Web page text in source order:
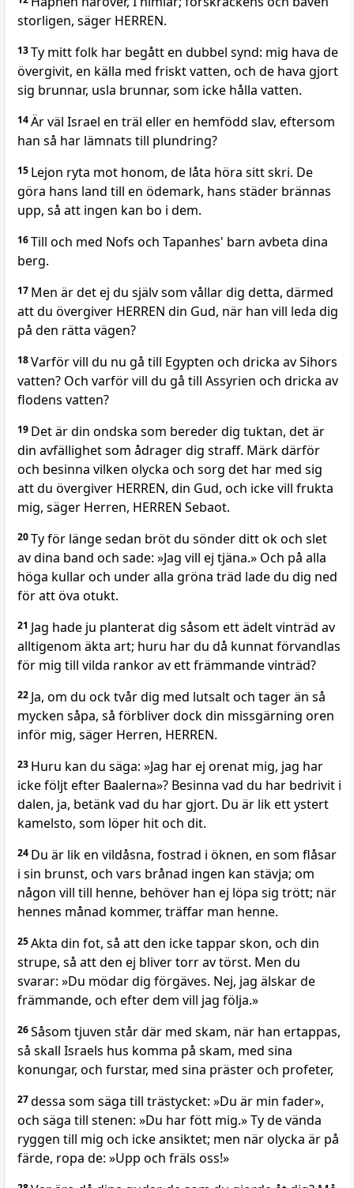
storligen, säger HERREN.
13Ty mitt folk har begått en dubbel synd: mig hava de
övergivit, en källa med friskt vatten, och de hava gjort
sig brunnar, usla brunnar, som icke hålla vatten.
14Är väl Israel en träl eller en hemfödd slav, eftersom
han så har lämnats till plundring?
15 Lejon ryta mot honom, de låta höra sitt skri. De
göra hans land till en ödemark, hans städer brännas
upp, så att ingen kan bo i dem.
16Till och med Nofs och Tapanhes' barn avbeta dina
berg.
17 Men är det ej du själv som vållar dig detta, därmed
att du övergiver HERREN din Gud, när han vill leda dig
på den rätta vägen?
18Varför vill du nu gå till Egypten och dricka av Sihors
vatten? Och varför vill du gå till Assyrien och dricka av
flodens vatten?
19 Det är din ondska som bereder dig tuktan, det är
din avfällighet som ådrager dig straff. Märk därför
och besinna vilken olycka och sorg det har med sig
att du övergiver HERREN, din Gud, och icke vill frukta
mig, säger Herren, HERREN Sebaot.
20Ty för länge sedan bröt du sönder ditt ok och slet
av dina band och sade: »Jag vill ej tjäna.» Och på alla
höga kullar och under alla gröna träd lade du dig ned
för att öva otukt.
21 Jag hade ju planterat dig såsom ett ädelt vinträd av
alltigenom äkta art; huru har du då kunnat förvandlas
för mig till vilda rankor av ett främmande vinträd?
22 Ja, om du ock tvår dig med lutsalt och tager än så
mycken såpa, så förbliver dock din missgärning oren
inför mig, säger Herren, HERREN.
23 Huru kan du säga: »Jag har ej orenat mig, jag har
icke följt efter Baalerna»? Besinna vad du har bedrivit i
dalen, ja, betänk vad du har gjort. Du är lik ett ystert
kamelsto, som löper hit och dit.
24 Du är lik en vildåsna, fostrad i öknen, en som flåsar
i sin brunst, och vars brånad ingen kan stävja; om
någon vill till henne, behöver han ej löpa sig trött; när
hennes månad kommer, träffar man henne.
25Akta din fot, så att den icke tappar skon, och din
strupe, så att den ej bliver torr av törst. Men du
svarar: »Du mödar dig förgäves. Nej, jag älskar de
främmande, och efter dem vill jag följa.»
26Såsom tjuven står där med skam, när han ertappas,
så skall Israels hus komma på skam, med sina
konungar, och furstar, med sina präster och profeter,
27dessa som säga till trästycket: »Du är min fader»,
och säga till stenen: »Du har fött mig.» Ty de vända
ryggen till mig och icke ansiktet; men när olycka är på
färde, ropa de: »Upp och fräls oss!»